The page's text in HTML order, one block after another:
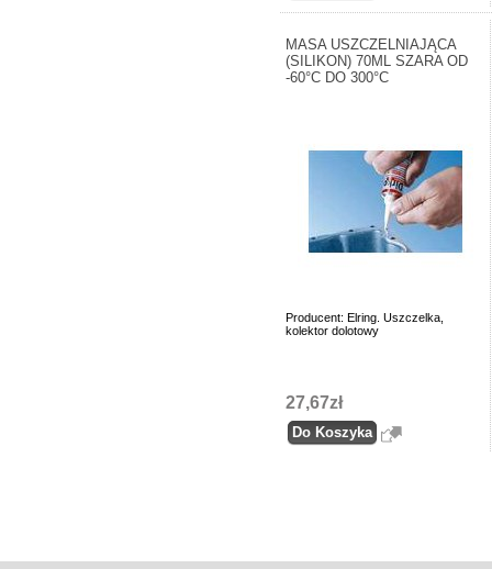
MASA USZCZELNIAJĄCA
(SILIKON) 70ML SZARA OD
-60°C DO 300°C
Producent: Elring. Uszczelka,
kolektor dolotowy
27,67zł